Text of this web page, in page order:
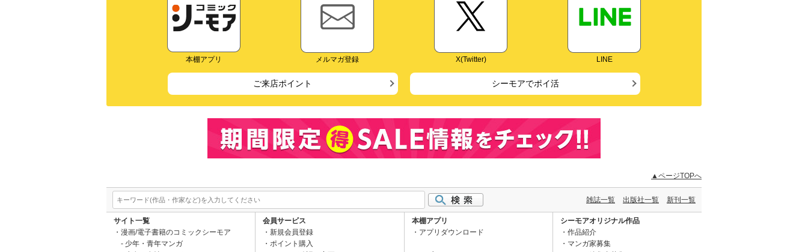
本棚アプリ メルマガ登録 X(Twitter) LINE
ご来店ポイント シーモアでポイ活
▲ページTOPへ
雑誌一覧 出版社一覧 新刊一覧
サイト一覧
漫画/電子書籍のコミックシーモア
少年・青年マンガ
会員サービス
新規会員登録
ポイント購入
本棚アプリ
アプリダウンロード
シーモアオリジナル作品
作品紹介
マンガ家募集